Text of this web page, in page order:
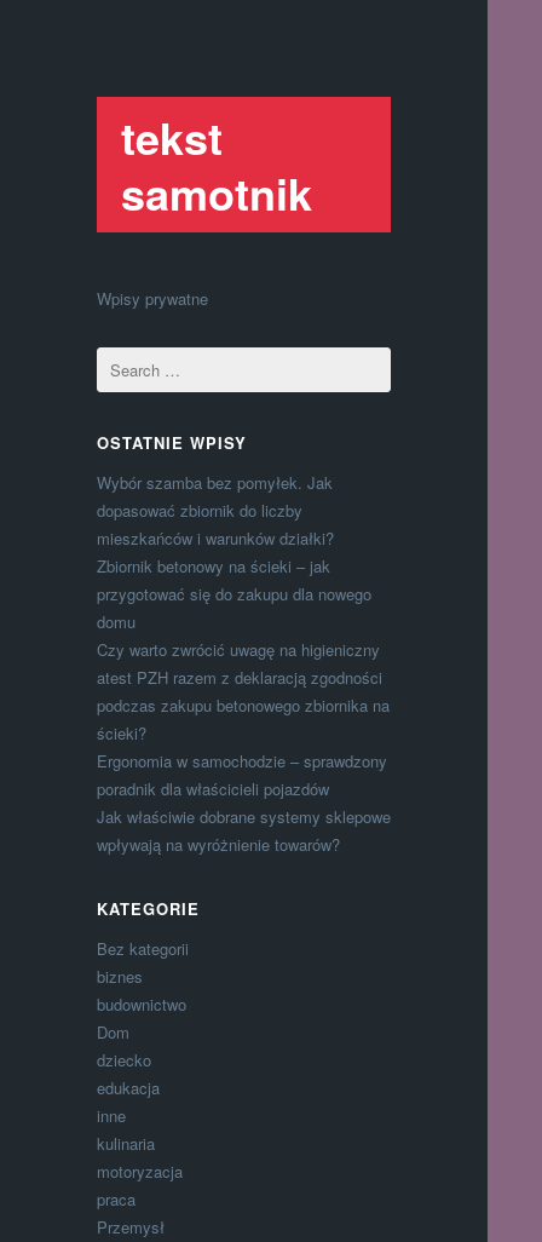
tekst
samotnik
Wpisy prywatne
OSTATNIE WPISY
Wybór szamba bez pomyłek. Jak
dopasować zbiornik do liczby
mieszkańców i warunków działki?
Zbiornik betonowy na ścieki – jak
przygotować się do zakupu dla nowego
domu
Czy warto zwrócić uwagę na higieniczny
atest PZH razem z deklaracją zgodności
podczas zakupu betonowego zbiornika na
ścieki?
Ergonomia w samochodzie – sprawdzony
poradnik dla właścicieli pojazdów
Jak właściwie dobrane systemy sklepowe
wpływają na wyróżnienie towarów?
KATEGORIE
Bez kategorii
biznes
budownictwo
Dom
dziecko
edukacja
inne
kulinaria
motoryzacja
praca
Przemysł